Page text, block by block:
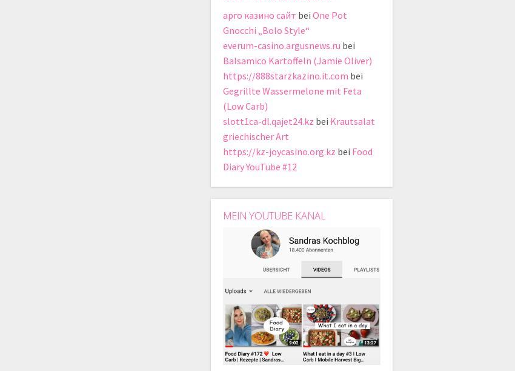
арго казино сайт bei One Pot
Gnocchi „Bolo Style“
everum-casino.argusnews.ru bei
Balsamico Kartoffeln (Jamie Oliver)
https://888starzkazino.it.com bei
Gegrillte Wassermelone mit Feta
(Low Carb)
slott1ca-dl.qajet24.kz bei Krautsalat
griechischer Art
https://kz-joycasino.org.kz bei Food
Diary YouTube #12
MEIN YOUTUBE KANAL